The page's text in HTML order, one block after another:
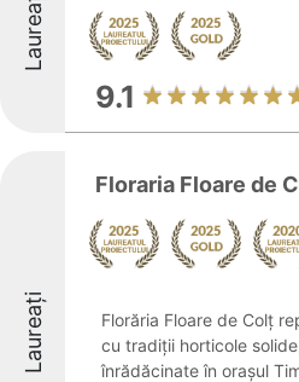
Laureați
9.1
Laureați
Floraria Floare de
Florăria Floare de Colț
cu tradiții horticole
înrădăcinate în orașul